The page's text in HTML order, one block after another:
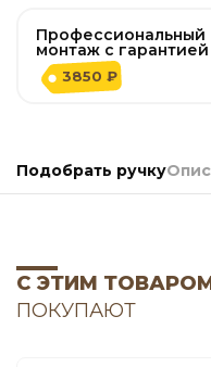
Профессиональный
монтаж с гарантией
3850 ₽
Подобрать ручку
С ЭТИМ
ПОКУПАЮТ